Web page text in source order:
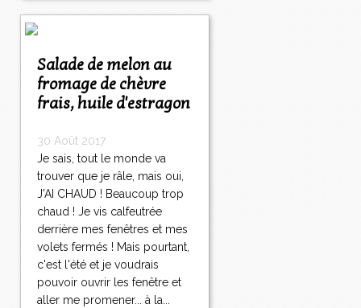
Salade de melon au
fromage de chèvre
frais, huile d'estragon
30 Août 2017
Je sais, tout le monde va
trouver que je râle, mais oui,
J'AI CHAUD ! Beaucoup trop
chaud ! Je vis calfeutrée
derrière mes fenêtres et mes
volets fermés ! Mais pourtant,
c'est l'été et je voudrais
pouvoir ouvrir les fenêtre et
aller me promener... à la...